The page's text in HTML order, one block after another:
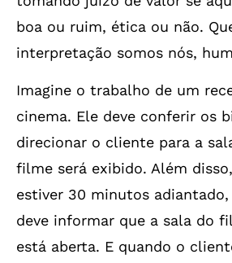
boa ou ruim, ética ou não.
interpretação somos nós,
Imagine o trabalho de um
cinema. Ele deve conferir os
direcionar o cliente para a
filme será exibido. Além
estiver 30 minutos
deve informar que a sala do
está aberta. E quando o